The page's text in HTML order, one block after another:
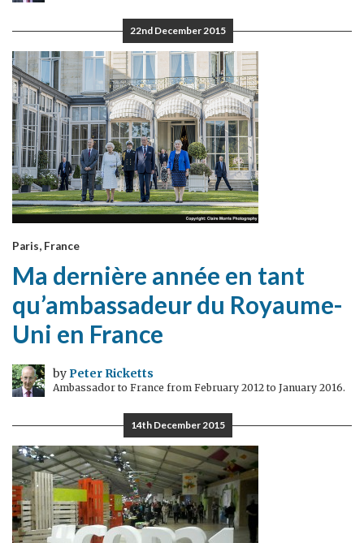
22nd December 2015
Paris, France
Ma dernière année en tant
qu’ambassadeur du Royaume-
Uni en France
byPeter Ricketts
Ambassador to France from February 2012 to January 2016.
14th December 2015